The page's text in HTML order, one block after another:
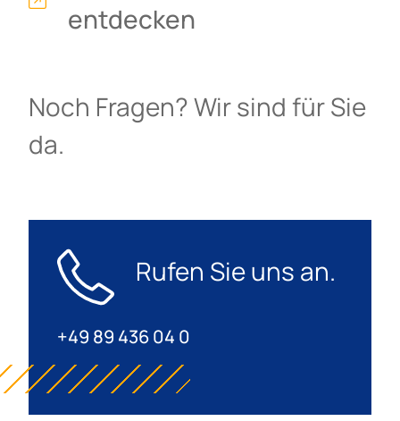
entdecken
Noch Fragen? Wir sind für Sie
da.
Rufen Sie uns an.
+49 89 436 04 0